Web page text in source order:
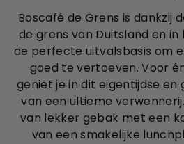
Boscafé de Grens is dankzij
de grens van Duitsland en
de perfecte uitvalsbasis om
goed te vertoeven. Voor
geniet je in dit eigentijdse
van een ultieme
van lekker gebak met een
van een smakelijke